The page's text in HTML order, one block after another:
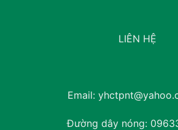
LIÊN HỆ
Email:
Đường dây nóng: